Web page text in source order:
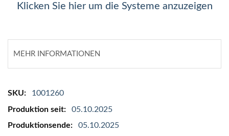
Klicken Sie hier um die Systeme anzuzeigen
MEHR INFORMATIONEN
Mehr
Informationen
1001260
05.10.2025
05.10.2025